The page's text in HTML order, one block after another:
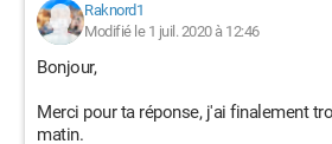
Raknord1
Modifié le 1 juil. 2020 à 12:46
Bonjour,
Merci pour ta réponse, j'ai finalement
matin.